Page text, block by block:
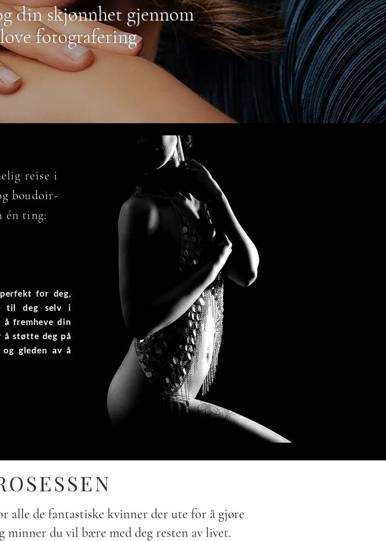
din skjønnhet gjennom
fotografering
reise i
boudoir-
én ting:
for deg,
til deg selv i
fremheve din
å støtte deg på
gleden av å
alle de fantastiske kvinner der ute for å gjøre
minner du vil bære med deg resten av livet.